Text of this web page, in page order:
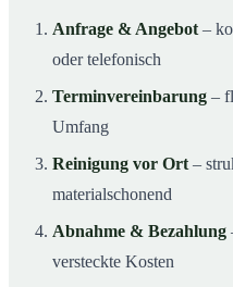
Anfrage & Angebot –
oder telefonisch
Terminvereinbarung –
Umfang
Reinigung vor Ort –
materialschonend
Abnahme & Bezahlung
versteckte Kosten